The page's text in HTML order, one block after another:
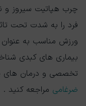
چرب هپاتیت سیروز و
فرد را به شدت تحت
ورزش مناسب به
بیماری های کبدی
تخصصی و درمان های
ضرغامی مراجعه کنید .